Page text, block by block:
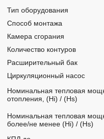
Тип оборудования
Способ монтажа
Камера сгорания
Количество контуров
Расширительный бак
Циркуляционный насос
Номинальная тепловая
отопления, (Hi) / (Hs)
Номинальная тепловая
более/не менее (Hi) / (Hs)